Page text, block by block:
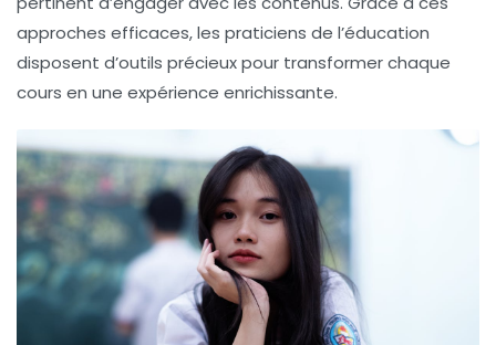
approches efficaces, les praticiens de l’éducation
disposent d’outils précieux pour transformer chaque
cours en une expérience enrichissante.